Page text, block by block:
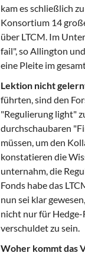
kam es schließlich
Konsortium 14
über LTCM. Im
fail", so Allington
eine Pleite im
Lektion nicht
führten, sind den
"Regulierung light"
durchschaubaren
müssen, um den
konstatieren die
unternahm, die
Fonds habe das
nun sei klar
nicht nur für Hedge-
verschuldet zu sein.
Woher kommt das